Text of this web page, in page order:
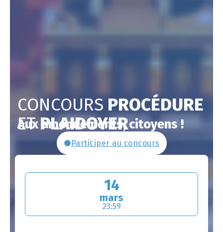
CONCOURS PROCÉDURE
ETPLAIDOYER
Aux amendements, citoyens !
Participer au concours
14
mars
23:59